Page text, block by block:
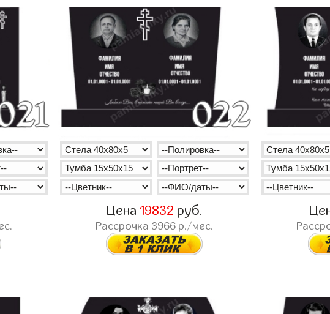
Цена 19832 руб.
Рассрочка 3966 р./мес.